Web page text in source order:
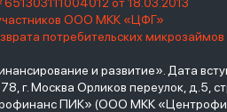
участников ООО МКК «ЦФГ»
потребительских
и развитие». Дата
г. Москва Орликов переулок, д.5,
ПИК» (ООО МКК